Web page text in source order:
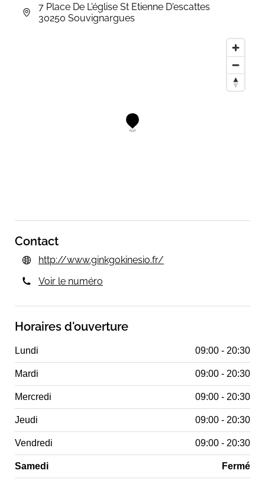
7 Place De L'église St Etienne D'escattes
30250 Souvignargues
Contact
http://www.ginkgokinesio.fr/
Voir le numéro
Horaires d'ouverture
Lundi 09:00 - 20:30
Mardi 09:00 - 20:30
Mercredi 09:00 - 20:30
Jeudi 09:00 - 20:30
Vendredi 09:00 - 20:30
Samedi Fermé